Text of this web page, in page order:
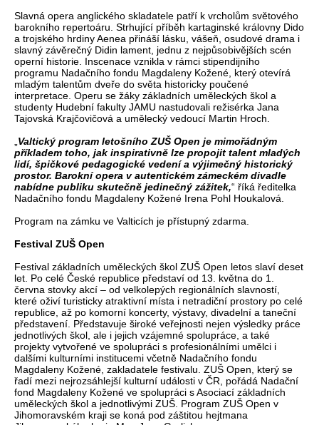
Slavná opera anglického skladatele patří k vrcholům světového
barokního repertoáru. Strhující příběh kartaginské královny Dido
a trojského hrdiny Aenea přináší lásku, vášeň, osudové drama i
slavný závěrečný Didin lament, jednu z nejpůsobivějších scén
operní historie. Inscenace vznikla v rámci stipendijního
programu Nadačního fondu Magdaleny Kožené, který otevírá
mladým talentům dveře do světa historicky poučené
interpretace. Operu se žáky základních uměleckých škol a
studenty Hudební fakulty JAMU nastudovali režisérka Jana
Tajovská Krajčovičová a umělecký vedoucí Martin Hroch.
„Valtický program letošního ZUŠ Open je mimořádným
příkladem toho, jak inspirativně lze propojit talent mladých
lidí, špičkové pedagogické vedení a výjimečný historický
prostor. Barokní opera v autentickém zámeckém divadle
nabídne publiku skutečně jedinečný zážitek,“ říká ředitelka
Nadačního fondu Magdaleny Kožené Irena Pohl Houkalová.
Program na zámku ve Valticích je přístupný zdarma.
Festival ZUŠ Open
Festival základních uměleckých škol ZUŠ Open letos slaví deset
let. Po celé České republice představí od 13. května do 1.
června stovky akcí – od velkolepých regionálních slavností,
které oživí turisticky atraktivní místa i netradiční prostory po celé
republice, až po komorní koncerty, výstavy, divadelní a taneční
představení. Představuje široké veřejnosti nejen výsledky práce
jednotlivých škol, ale i jejich vzájemné spolupráce, a také
projekty vytvořené ve spolupráci s profesionálními umělci i
dalšími kulturními institucemi včetně Nadačního fondu
Magdaleny Kožené, zakladatele festivalu. ZUŠ Open, který se
řadí mezi nejrozsáhlejší kulturní události v ČR, pořádá Nadační
fond Magdaleny Kožené ve spolupráci s Asociací základních
uměleckých škol a jednotlivými ZUŠ. Program ZUŠ Open v
Jihomoravském kraji se koná pod záštitou hejtmana